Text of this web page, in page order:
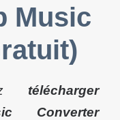
Music
télécharger
Converter